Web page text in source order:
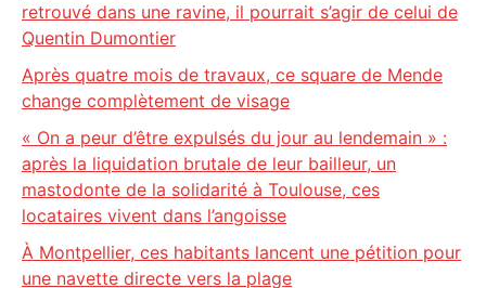
retrouvé dans une ravine, il pourrait s’agir de celui de
Quentin Dumontier
Après quatre mois de travaux, ce square de Mende
change complètement de visage
« On a peur d’être expulsés du jour au lendemain » :
après la liquidation brutale de leur bailleur, un
mastodonte de la solidarité à Toulouse, ces
locataires vivent dans l’angoisse
À Montpellier, ces habitants lancent une pétition pour
une navette directe vers la plage